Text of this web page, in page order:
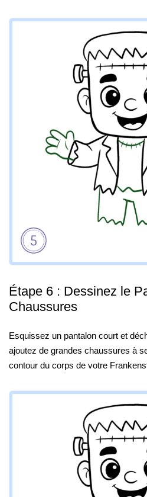
Étape 6 : Dessinez le
Chaussures
Esquissez un pantalon court et
ajoutez de grandes chaussures à
contour du corps de votre